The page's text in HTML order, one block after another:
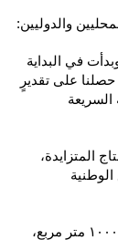
والدوليين:
في عام 2006، وبدأت في البداية
واليوم، حصلنا على تقديرٍ
المتزايدة،
ويغطي مصنعنا المتطور مساحةً تبلغ ١٠٠٠٠ متر مربع،